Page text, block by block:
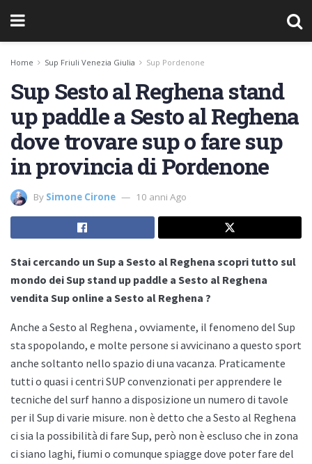
Home Sup Friuli Venezia Giulia Sup Pordenone
Sup Sesto al Reghena stand
up paddle a Sesto al Reghena
dove trovare sup o fare sup
in provincia di Pordenone
By Simone Cirone 10 anni Ago
Stai cercando un Sup a Sesto al Reghena scopri tutto sul
mondo dei Sup stand up paddle a Sesto al Reghena
vendita Sup online a Sesto al Reghena ?
Anche a Sesto al Reghena , ovviamente, il fenomeno del Sup
sta spopolando, e molte persone si avvicinano a questo sport
anche soltanto nello spazio di una vacanza. Praticamente
tutti o quasi i centri SUP convenzionati per apprendere le
tecniche del surf hanno a disposizione un numero di tavole
per il Sup di varie misure. non è detto che a Sesto al Reghena
ci sia la possibilità di fare Sup, però non è escluso che in zona
ci siano laghi, fiumi o comunque spiagge dove poter fare del